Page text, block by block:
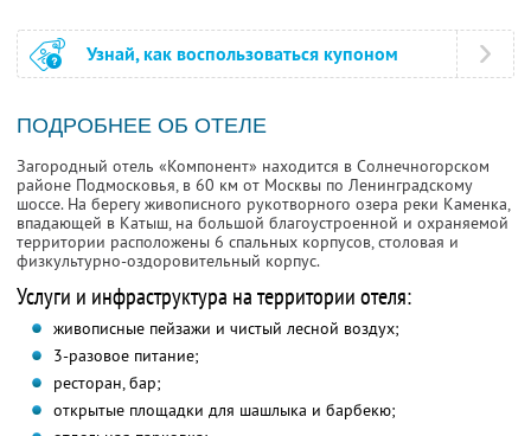
Узнай, как воспользоваться купоном
ПОДРОБНЕЕ ОБ ОТЕЛЕ
Загородный отель «Компонент» находится в Солнечногорском
районе Подмосковья, в 60 км от Москвы по Ленинградскому
шоссе. На берегу живописного рукотворного озера реки Каменка,
впадающей в Катыш, на большой благоустроенной и охраняемой
территории расположены 6 спальных корпусов, столовая и
физкультурно-оздоровительный корпус.
Услуги и инфраструктура на территории отеля:
живописные пейзажи и чистый лесной воздух;
3-разовое питание;
ресторан, бар;
открытые площадки для шашлыка и барбекю;